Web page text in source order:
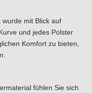
mit Blick auf
und jedes Polster
Komfort zu bieten,
fühlen Sie sich